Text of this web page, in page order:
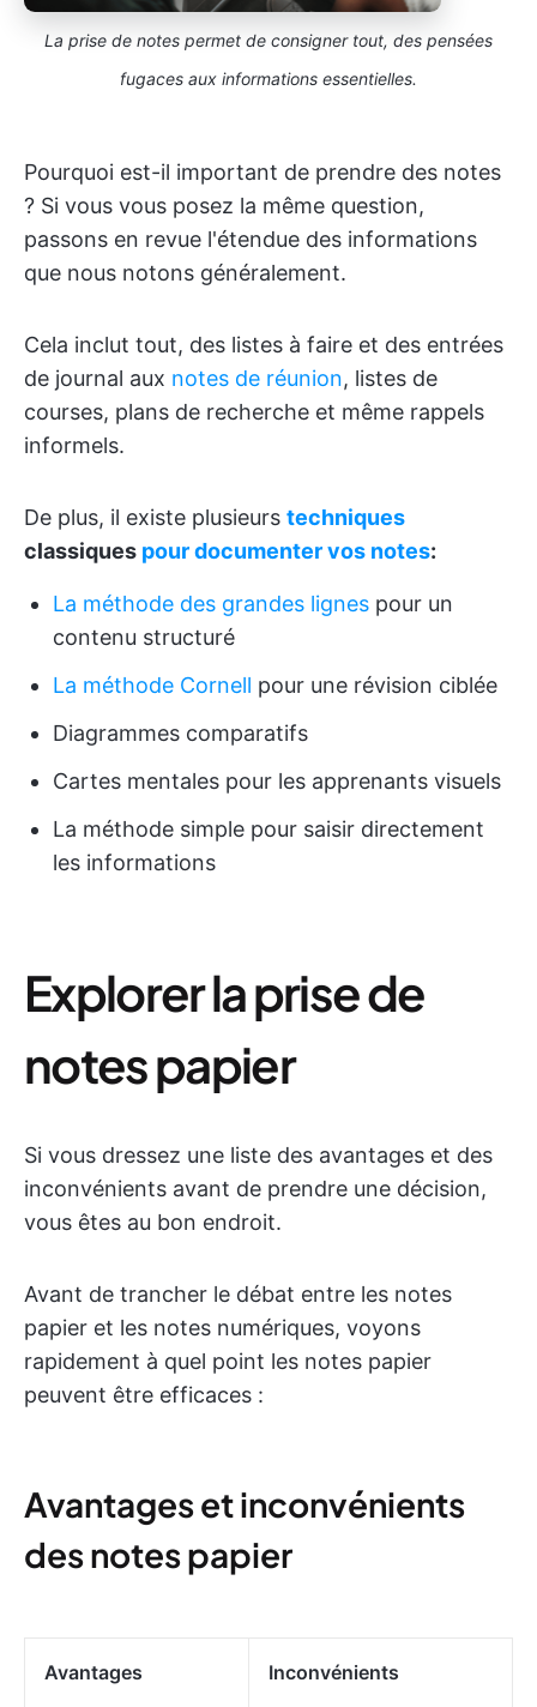
La prise de notes permet de consigner tout, des pensées
fugaces aux informations essentielles.
Pourquoi est-il important de prendre des notes
? Si vous vous posez la même question,
passons en revue l'étendue des informations
que nous notons généralement.
Cela inclut tout, des listes à faire et des entrées
de journal aux notes de réunion, listes de
courses, plans de recherche et même rappels
informels.
De plus, il existe plusieurs techniques
classiques pour documenter vos notes:
La méthode des grandes lignes pour un
contenu structuré
La méthode Cornell pour une révision ciblée
Diagrammes comparatifs
Cartes mentales pour les apprenants visuels
La méthode simple pour saisir directement
les informations
Explorer la prise de
notes papier
Si vous dressez une liste des avantages et des
inconvénients avant de prendre une décision,
vous êtes au bon endroit.
Avant de trancher le débat entre les notes
papier et les notes numériques, voyons
rapidement à quel point les notes papier
peuvent être efficaces :
Avantages et inconvénients
des notes papier
Avantages Inconvénients